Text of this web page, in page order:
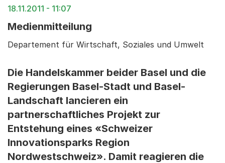
18.11.2011 - 11:07
Medienmitteilung
Departement für Wirtschaft, Soziales und Umwelt
Die Handelskammer beider Basel und die
Regierungen Basel-Stadt und Basel-
Landschaft lancieren ein
partnerschaftliches Projekt zur
Entstehung eines «Schweizer
Innovationsparks Region
Nordwestschweiz». Damit reagieren die